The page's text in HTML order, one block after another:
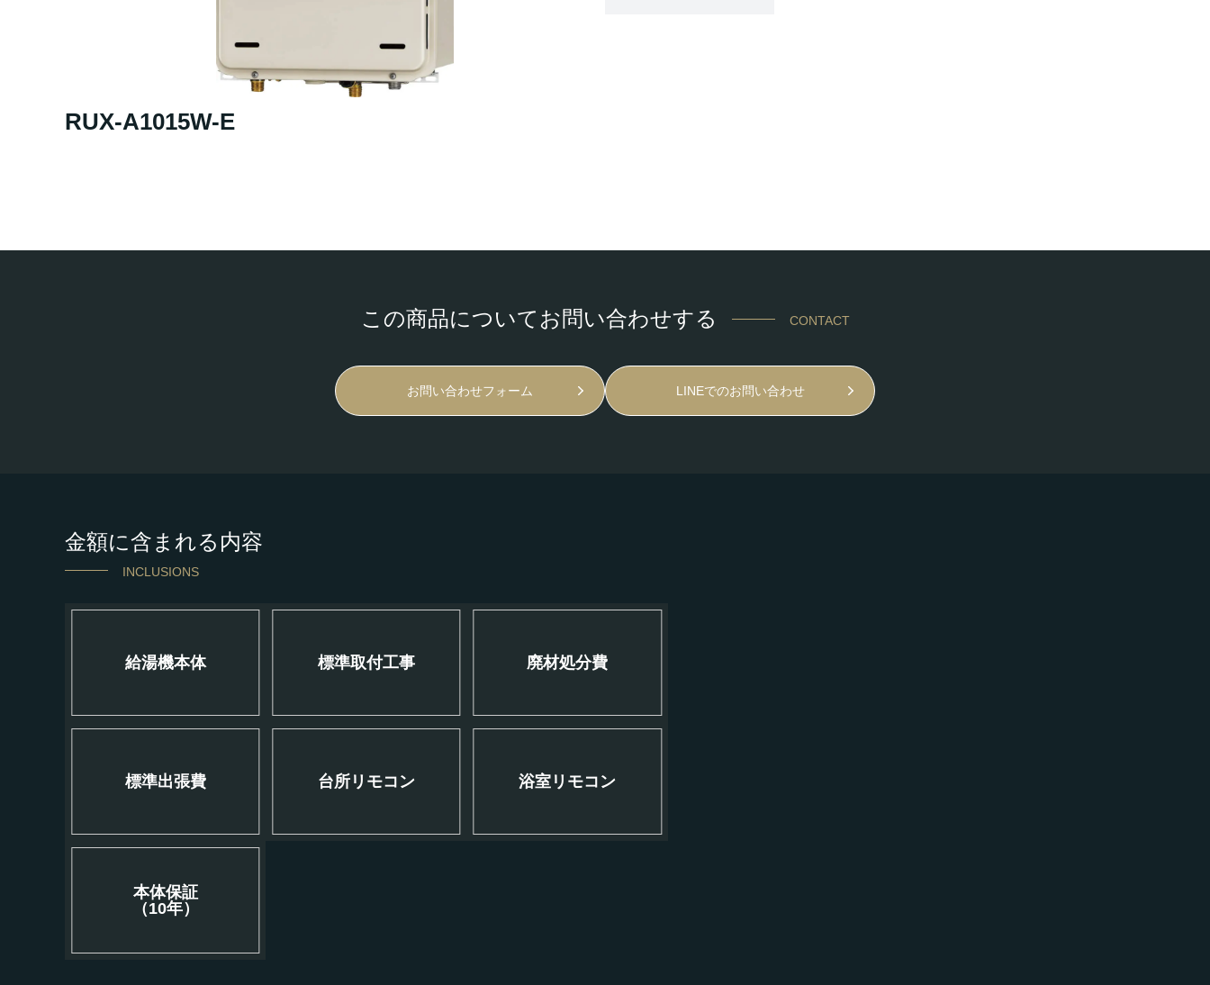
RUX-A1015W-E
この商品についてお問い合わせする CONTACT
お問い合わせフォーム LINEでのお問い合わせ
金額に含まれる内容
INCLUSIONS
給湯機本体 標準取付工事 廃材処分費
標準出張費 台所リモコン 浴室リモコン
本体保証
（10年）